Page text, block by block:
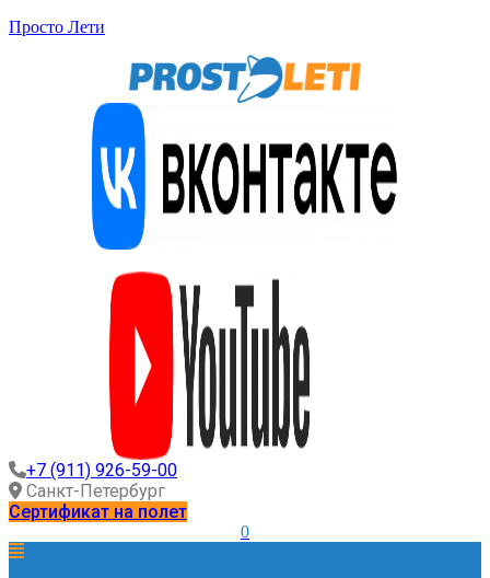
Просто Лети
+7 (911) 926-59-00
Санкт-Петербург
Сертификат на полет
0